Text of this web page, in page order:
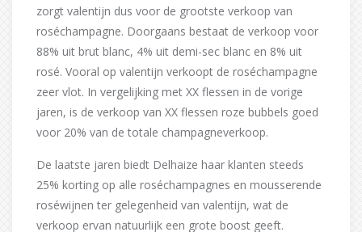
zorgt valentijn dus voor de grootste verkoop van
roséchampagne. Doorgaans bestaat de verkoop voor
88% uit brut blanc, 4% uit demi-sec blanc en 8% uit
rosé. Vooral op valentijn verkoopt de roséchampagne
zeer vlot. In vergelijking met XX flessen in de vorige
jaren, is de verkoop van XX flessen roze bubbels goed
voor 20% van de totale champagneverkoop.
De laatste jaren biedt Delhaize haar klanten steeds
25% korting op alle roséchampagnes en mousserende
roséwijnen ter gelegenheid van valentijn, wat de
verkoop ervan natuurlijk een grote boost geeft.